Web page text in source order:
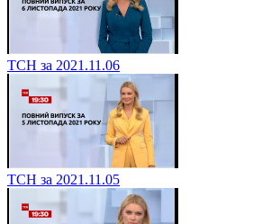
ТСН за 2021.11.06
ТСН за 2021.11.05